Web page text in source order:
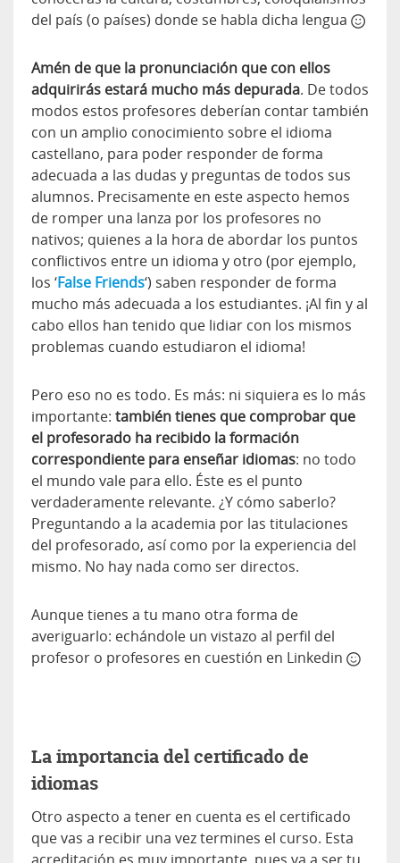
del país (o países) donde se habla dicha lengua
Amén de que la pronunciación que con ellos
adquirirás estará mucho más depurada. De todos
modos estos profesores deberían contar también
con un amplio conocimiento sobre el idioma
castellano, para poder responder de forma
adecuada a las dudas y preguntas de todos sus
alumnos. Precisamente en este aspecto hemos
de romper una lanza por los profesores no
nativos; quienes a la hora de abordar los puntos
conflictivos entre un idioma y otro (por ejemplo,
los ‘False Friends‘) saben responder de forma
mucho más adecuada a los estudiantes. ¡Al fin y al
cabo ellos han tenido que lidiar con los mismos
problemas cuando estudiaron el idioma!
Pero eso no es todo. Es más: ni siquiera es lo más
importante: también tienes que comprobar que
el profesorado ha recibido la formación
correspondiente para enseñar idiomas: no todo
el mundo vale para ello. Éste es el punto
verdaderamente relevante. ¿Y cómo saberlo?
Preguntando a la academia por las titulaciones
del profesorado, así como por la experiencia del
mismo. No hay nada como ser directos.
Aunque tienes a tu mano otra forma de
averiguarlo: echándole un vistazo al perfil del
profesor o profesores en cuestión en Linkedin
La importancia del certificado de
idiomas
Otro aspecto a tener en cuenta es el certificado
que vas a recibir una vez termines el curso. Esta